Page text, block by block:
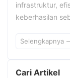
infrastruktur,
keberhasilan
Selengkapnya
Cari Artikel